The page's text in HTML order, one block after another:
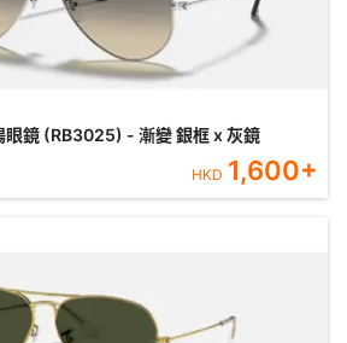
Ray-Ban Aviator 太陽眼鏡 (RB3025) - 漸變 銀框 x 灰鏡
HKD 1,600+